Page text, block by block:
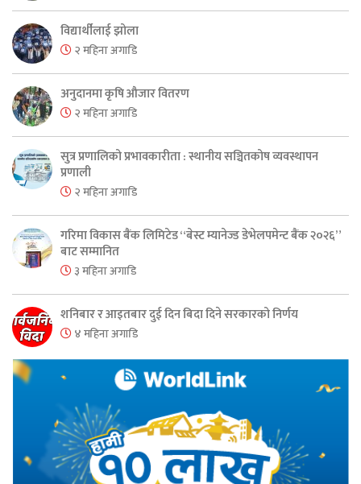
विद्यार्थीलाई झोला
२ महिना अगाडि
अनुदानमा कृषि औजार वितरण
२ महिना अगाडि
सुत्र प्रणालिको प्रभावकारीता : स्थानीय सञ्चितकोष व्यवस्थापन
प्रणाली
२ महिना अगाडि
गरिमा विकास बैंक लिमिटेड “बेस्ट म्यानेज्ड डेभेलपमेन्ट बैंक २०२६”
बाट सम्मानित
३ महिना अगाडि
शनिबार र आइतबार दुई दिन बिदा दिने सरकारको निर्णय
४ महिना अगाडि